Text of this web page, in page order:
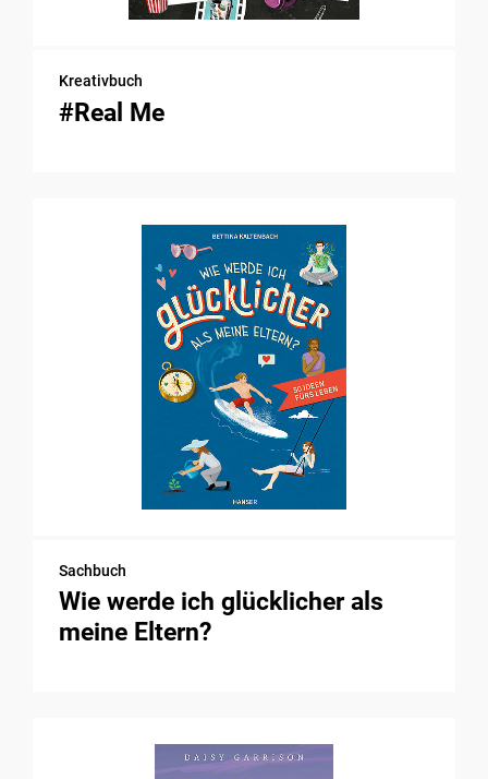
Kreativbuch
#Real Me
Sachbuch
Wie werde ich glücklicher als
meine Eltern?